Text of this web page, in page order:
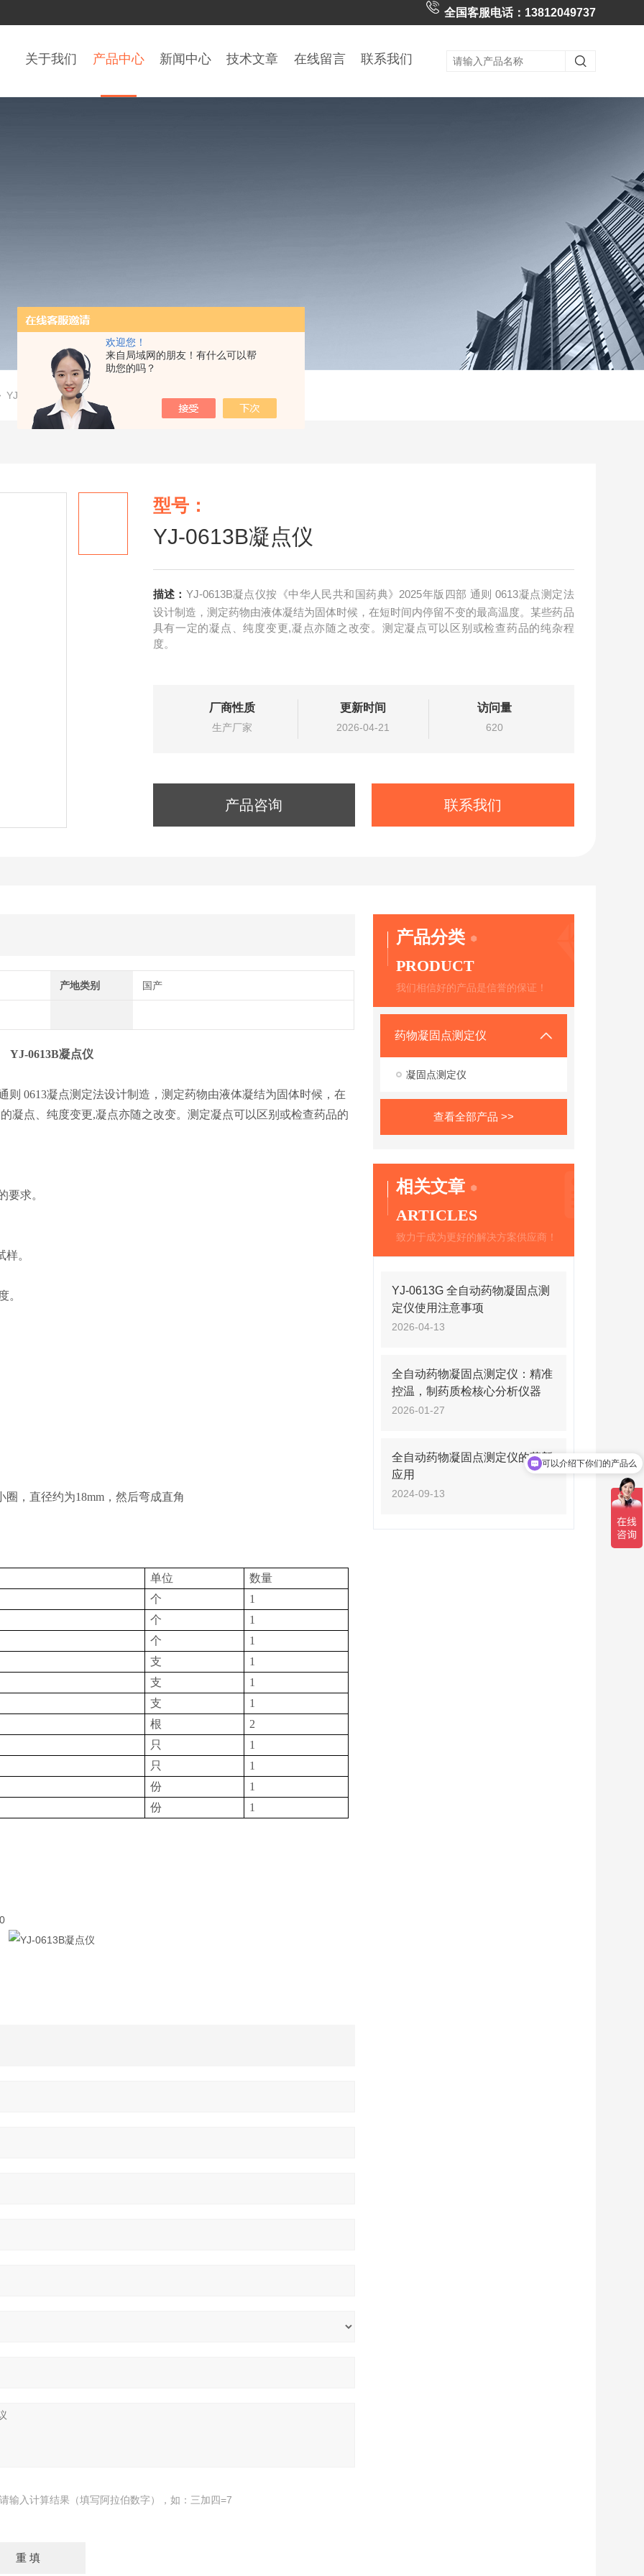
欢迎您！
来自局域网的朋友！有什么可以帮
助您的吗？
全国客服电话：13812049737
关于我们 产品中心 新闻中心 技术文章 在线留言 联系我们
YJ-0613B凝点仪
型号：
YJ-0613B凝点仪
描述： YJ-0613B凝点仪按《中华人民共和国药典》2025年版四部 通则 0613凝点测定法
设计制造，测定药物由液体凝结为固体时候，在短时间内停留不变的最高温度。某些药品
具有一定的凝点、纯度变更,凝点亦随之改变。测定凝点可以区别或检查药品的纯杂程
度。
厂商性质
生产厂家
更新时间
2026-04-21
访问量
620
产品咨询 联系我们
产地类别 国产
YJ-0613B凝点仪
则0613凝点测定法设计制造，测定药物由液体凝结为固体时候，在
凝点、纯度变更,凝点亦随之改变。测定凝点可以区别或检查药品的
要求。
。
。
，直径约为18mm，然后弯成直角
单位
数量
个
1
个
1
个
1
支
1
支
1
支
1
根
2
只
1
只
1
份
1
份
1
请输入计算结果（填写阿拉伯数字），如：三加四=7
产品分类
PRODUCT
我们相信好的产品是信誉的保证！
药物凝固点测定仪
凝固点测定仪
查看全部产品 >>
相关文章
ARTICLES
致力于成为更好的解决方案供应商！
YJ-0613G 全自动药物凝固点测
定仪使用注意事项
2026-04-13
全自动药物凝固点测定仪：精准
控温，制药质检核心分析仪器
2026-01-27
全自动药物凝固点测定仪的革新
应用
2024-09-13
可以介绍下你们的产品么
你们是怎么收费的呢